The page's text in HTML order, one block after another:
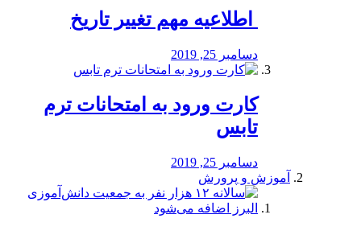
️ اطلاعیه مهم تغییر تاریخ
دسامبر 25, 2019
کارت ورود به امتحانات ترم
تابس
دسامبر 25, 2019
آموزش و پرورش